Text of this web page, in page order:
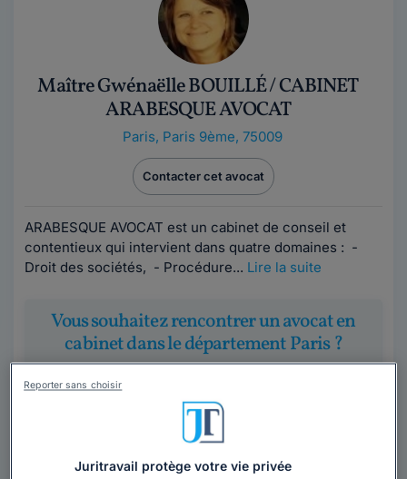
Maître Gwénaëlle BOUILLÉ / CABINET
ARABESQUE AVOCAT
Paris, Paris 9ème, 75009
Contacter cet avocat
ARABESQUE AVOCAT est un cabinet de conseil et
contentieux qui intervient dans quatre domaines : -
Droit des sociétés, - Procédure... Lire la suite
Vous souhaitez rencontrer un avocat en
cabinet dans le département Paris ?
Trouver un avocat
Juritravail protège votre vie privée
Reporter sans choisir